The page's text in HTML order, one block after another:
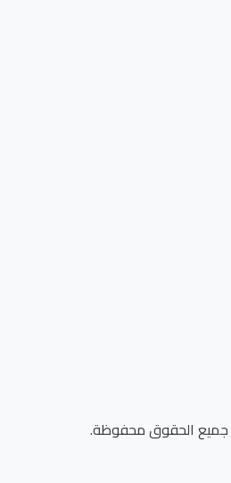
جميع الحقوق محفوظة.